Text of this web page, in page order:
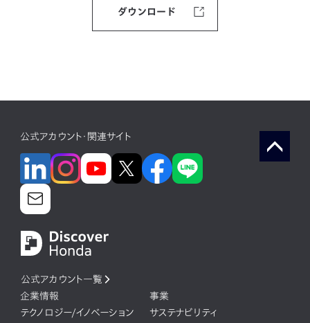
ダウンロード
公式アカウント・関連サイト
公式アカウント一覧
企業情報
事業
テクノロジー/イノベーション
サステナビリティ